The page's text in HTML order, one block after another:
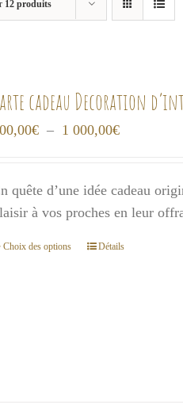
12 produits
cadeau Decoration
€ – 1 000,00€Plage
300,00€
à
1
quête d’une idée cadeau
à vos proches en leur
Choix des options
CeDétails